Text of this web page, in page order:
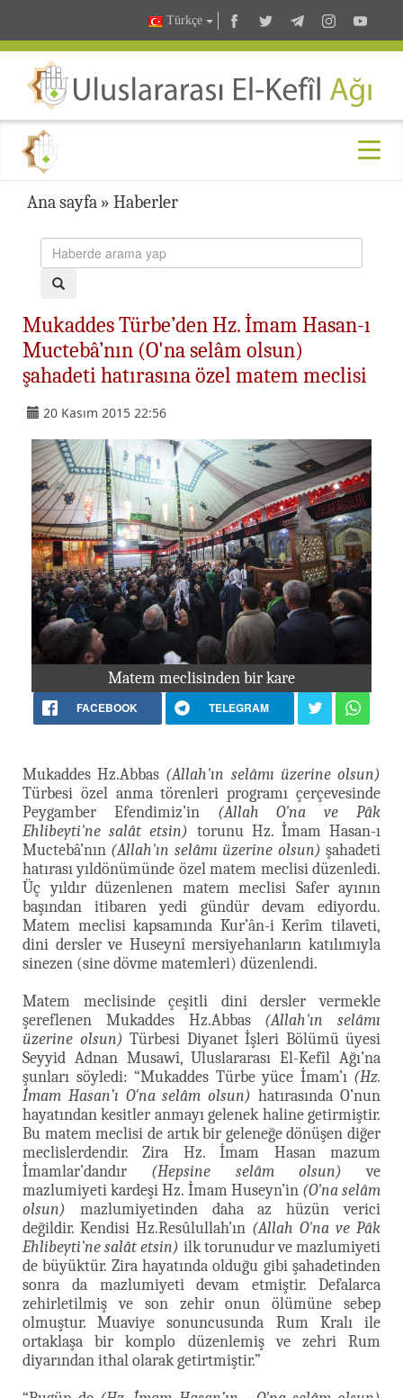
Türkçe
Ana sayfa » Haberler
Mukaddes Türbe’den Hz. İmam Hasan-ı
Muctebâ’nın (O'na selâm olsun)
şahadeti hatırasına özel matem meclisi
20 Kasım 2015 22:56
Matem meclisinden bir kare
FACEBOOK TELEGRAM
Mukaddes Hz.Abbas (Allah'ın selâmı üzerine olsun)
Türbesi özel anma törenleri programı çerçevesinde
Peygamber Efendimiz’in (Allah O'na ve Pâk
Ehlibeyti'ne salât etsin) torunu Hz. İmam Hasan-ı
Muctebâ’nın (Allah'ın selâmı üzerine olsun) şahadeti
hatırası yıldönümünde özel matem meclisi düzenledi.
Üç yıldır düzenlenen matem meclisi Safer ayının
başından itibaren yedi gündür devam ediyordu.
Matem meclisi kapsamında Kur’ân-i Kerîm tilaveti,
dini dersler ve Huseynî mersiyehanların katılımıyla
sinezen (sine dövme matemleri) düzenlendi.
Matem meclisinde çeşitli dini dersler vermekle
şereflenen Mukaddes Hz.Abbas (Allah'ın selâmı
üzerine olsun) Türbesi Diyanet İşleri Bölümü üyesi
Seyyid Adnan Musawî, Uluslararası El-Kefîl Ağı’na
şunları söyledi: “Mukaddes Türbe yüce İmam’ı (Hz.
İmam Hasan’ı O'na selâm olsun) hatırasında O’nun
hayatından kesitler anmayı gelenek haline getirmiştir.
Bu matem meclisi de artık bir geleneğe dönüşen diğer
meclislerdendir. Zira Hz. İmam Hasan mazum
İmamlar’dandır (Hepsine selâm olsun) ve
mazlumiyeti kardeşi Hz. İmam Huseyn’in (O'na selâm
olsun) mazlumiyetinden daha az hüzün verici
değildir. Kendisi Hz.Resûlullah’ın (Allah O'na ve Pâk
Ehlibeyti'ne salât etsin) ilk torunudur ve mazlumiyeti
de büyüktür. Zira hayatında olduğu gibi şahadetinden
sonra da mazlumiyeti devam etmiştir. Defalarca
zehirletilmiş ve son zehir onun ölümüne sebep
olmuştur. Muaviye sonuncusunda Rum Kralı ile
ortaklaşa bir komplo düzenlemiş ve zehri Rum
diyarından ithal olarak getirtmiştir.”